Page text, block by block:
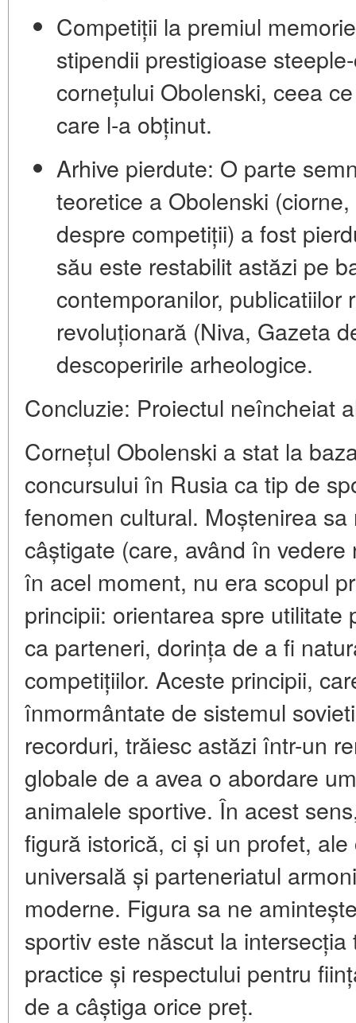
Competiții la premiul
stipendii prestigioase
cornețului Obolenski, ceea
care l-a obținut.
Arhive pierdute: O parte
teoretice a Obolenski
despre competiții) a fost
său este restabilit astăzi pe
contemporanilor, publicatiilor
revoluționară (Niva, Gazeta
descoperirile arheologice.
Concluzie: Proiectul neîncheiat
Cornețul Obolenski a stat la
concursului în Rusia catip de
fenomen cultural. Moștenirea
câștigate (care, având în
în acel moment, nu era scopul
principii: orientarea spre utilitate
ca parteneri, dorința de a fi
competițiilor. Aceste principii,
înmormântate de sistemul
recorduri, trăiesc astăzi într-un
globale de a avea o abordare
animalele sportive. În acest
figură istorică, ci și un profet,
universală și parteneriatul
moderne. Figura sa ne
sportiv este născut la
practice și respectului pentru
de a câștiga orice preț.